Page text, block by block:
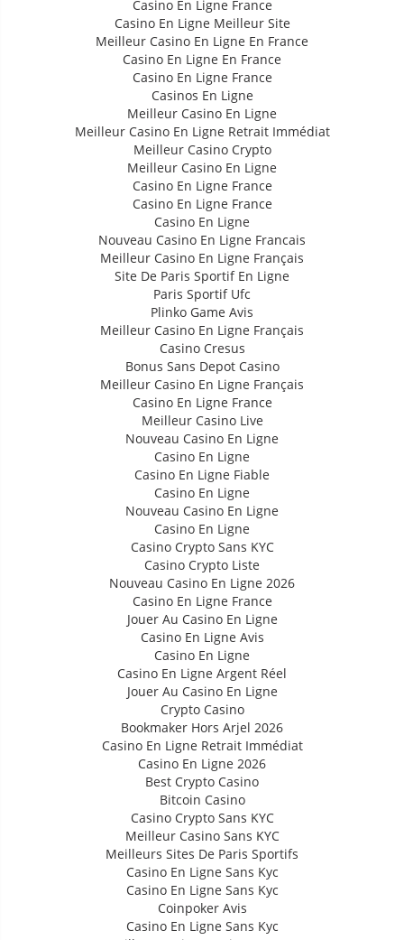
Casino En Ligne France
Casino En Ligne Meilleur Site
Meilleur Casino En Ligne En France
Casino En Ligne En France
Casino En Ligne France
Casinos En Ligne
Meilleur Casino En Ligne
Meilleur Casino En Ligne Retrait Immédiat
Meilleur Casino Crypto
Meilleur Casino En Ligne
Casino En Ligne France
Casino En Ligne France
Casino En Ligne
Nouveau Casino En Ligne Francais
Meilleur Casino En Ligne Français
Site De Paris Sportif En Ligne
Paris Sportif Ufc
Plinko Game Avis
Meilleur Casino En Ligne Français
Casino Cresus
Bonus Sans Depot Casino
Meilleur Casino En Ligne Français
Casino En Ligne France
Meilleur Casino Live
Nouveau Casino En Ligne
Casino En Ligne
Casino En Ligne Fiable
Casino En Ligne
Nouveau Casino En Ligne
Casino En Ligne
Casino Crypto Sans KYC
Casino Crypto Liste
Nouveau Casino En Ligne 2026
Casino En Ligne France
Jouer Au Casino En Ligne
Casino En Ligne Avis
Casino En Ligne
Casino En Ligne Argent Réel
Jouer Au Casino En Ligne
Crypto Casino
Bookmaker Hors Arjel 2026
Casino En Ligne Retrait Immédiat
Casino En Ligne 2026
Best Crypto Casino
Bitcoin Casino
Casino Crypto Sans KYC
Meilleur Casino Sans KYC
Meilleurs Sites De Paris Sportifs
Casino En Ligne Sans Kyc
Casino En Ligne Sans Kyc
Coinpoker Avis
Casino En Ligne Sans Kyc